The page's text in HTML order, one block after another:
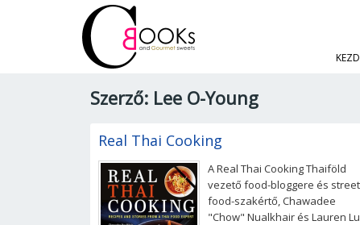
Szerző: Lee O-Young
Real Thai Cooking
A Real Thai Cooking Thaiföld
vezető food-bloggere és street
food-szakértő, Chawadee
"Chow" Nualkhair és Lauren